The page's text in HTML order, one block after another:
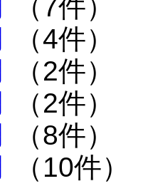
（7件）
（4件）
（2件）
（2件）
（8件）
（10件）